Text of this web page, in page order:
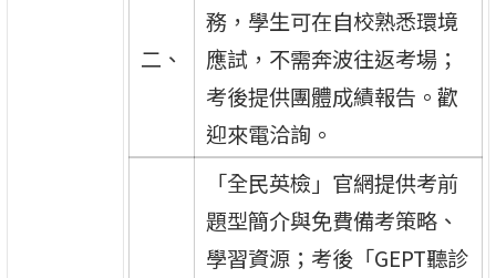
二、
務，學生可在自校熟悉環境
應試，不需奔波往返考場；
考後提供團體成績報告。歡
迎來電洽詢。
「全民英檢」官網提供考前
題型簡介與免費備考策略、
學習資源；考後「GEPT聽診